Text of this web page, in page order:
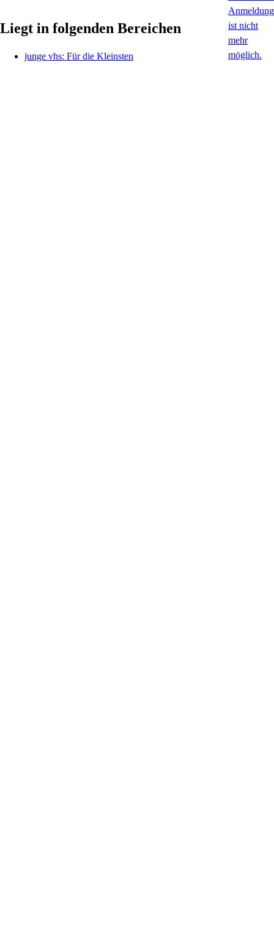
Liegt in folgenden Bereichen
junge vhs: Für die Kleinsten